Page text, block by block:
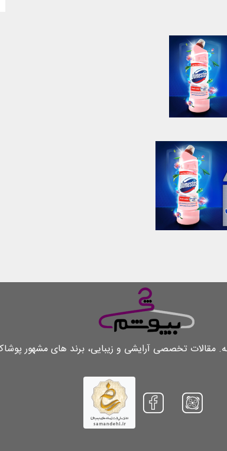
تخصصی آرایشی و زیبایی، برند های مشهور